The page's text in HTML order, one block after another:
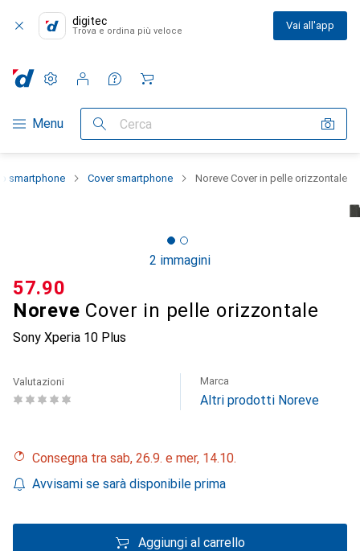
digitec
Trova e ordina più veloce Vai all'app
Categoria Navigazione
Menu Cerca
Impostazioni
Conto cliente
Liste di confronto
Liste dei desideri
Carrello
smartphone Cover smartphone Noreve Cover in pelle orizzontale
2 immagini
Noreve Cover in pelle orizzontale
Sony Xperia 10 Plus
CHF
57.90
Valutazioni Marca
Altri prodotti Noreve
Consegna tra sab, 26.9. e mer, 14.10.
Avvisami se sarà disponibile prima
Aggiungi al carrello